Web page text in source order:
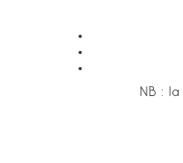
NB :